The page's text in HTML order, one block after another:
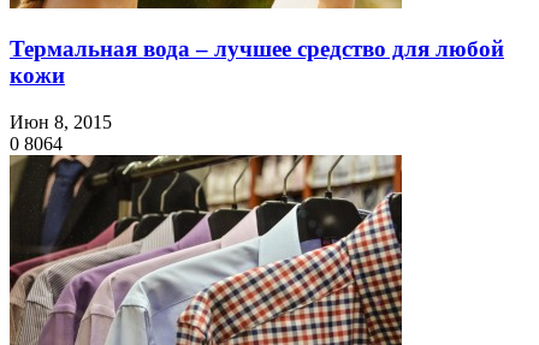
Термальная вода – лучшее средство для любой
кожи
Июн 8, 2015
0 8064